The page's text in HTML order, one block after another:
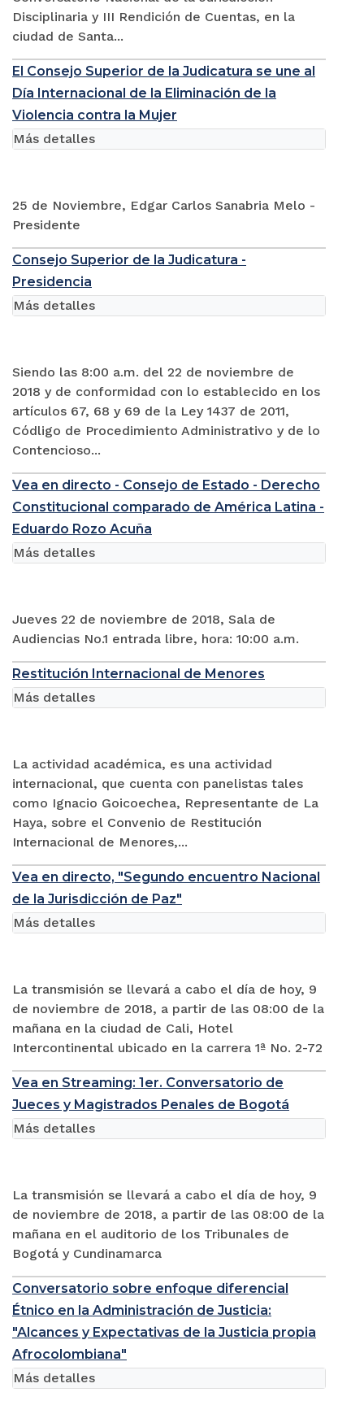
Disciplinaria y III Rendición de Cuentas, en la
ciudad de Santa...
El Consejo Superior de la Judicatura se une al
Día Internacional de la Eliminación de la
Violencia contra la Mujer
25 de Noviembre, Edgar Carlos Sanabria Melo -
Presidente
Más detalles
Consejo Superior de la Judicatura -
Presidencia
Siendo las 8:00 a.m. del 22 de noviembre de
2018 y de conformidad con lo establecido en los
artículos 67, 68 y 69 de la Ley 1437 de 2011,
Códligo de Procedimiento Administrativo y de lo
Contencioso...
Más detalles
Vea en directo - Consejo de Estado - Derecho
Constitucional comparado de América Latina -
Eduardo Rozo Acuña
Jueves 22 de noviembre de 2018, Sala de
Audiencias No.1 entrada libre, hora: 10:00 a.m.
Más detalles
Restitución Internacional de Menores
La actividad académica, es una actividad
internacional, que cuenta con panelistas tales
como Ignacio Goicoechea, Representante de La
Haya, sobre el Convenio de Restitución
Internacional de Menores,...
Más detalles
Vea en directo, "Segundo encuentro Nacional
de la Jurisdicción de Paz"
La transmisión se llevará a cabo el día de hoy, 9
de noviembre de 2018, a partir de las 08:00 de la
mañana en la ciudad de Cali, Hotel
Intercontinental ubicado en la carrera 1ª No. 2-72
Más detalles
Vea en Streaming: 1er. Conversatorio de
Jueces y Magistrados Penales de Bogotá
La transmisión se llevará a cabo el día de hoy, 9
de noviembre de 2018, a partir de las 08:00 de la
mañana en el auditorio de los Tribunales de
Bogotá y Cundinamarca
Más detalles
Conversatorio sobre enfoque diferencial
Étnico en la Administración de Justicia:
"Alcances y Expectativas de la Justicia propia
Afrocolombiana"
Más detalles